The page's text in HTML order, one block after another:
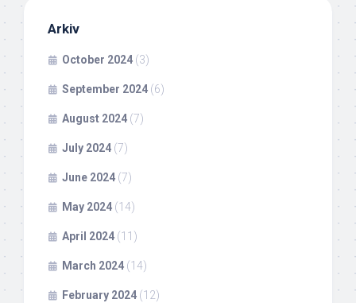
Arkiv
October 2024 (3)
September 2024 (6)
August 2024 (7)
July 2024 (7)
June 2024 (7)
May 2024 (14)
April 2024 (11)
March 2024 (14)
February 2024 (12)